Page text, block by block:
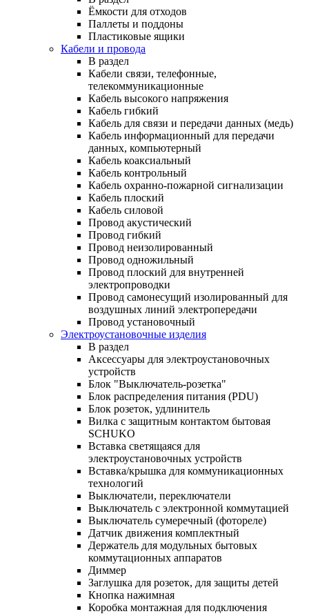
Ёмкости для отходов
Паллеты и поддоны
Пластиковые ящики
Кабели и провода
В раздел
Кабели связи, телефонные,
телекоммуникационные
Кабель высокого напряжения
Кабель гибкий
Кабель для связи и передачи данных (медь)
Кабель информационный для передачи
данных, компьютерный
Кабель коаксиальный
Кабель контрольный
Кабель охранно-пожарной сигнализации
Кабель плоский
Кабель силовой
Провод акустический
Провод гибкий
Провод неизолированный
Провод одножильный
Провод плоский для внутренней
электропроводки
Провод самонесущий изолированный для
воздушных линий электропередачи
Провод установочный
Электроустановочные изделия
В раздел
Аксессуары для электроустановочных
устройств
Блок "Выключатель-розетка"
Блок распределения питания (PDU)
Блок розеток, удлинитель
Вилка с защитным контактом бытовая
SCHUKO
Вставка светящаяся для
электроустановочных устройств
Вставка/крышка для коммуникационных
технологий
Выключатели, переключатели
Выключатель с электронной коммутацией
Выключатель сумеречный (фотореле)
Датчик движения комплектный
Держатель для модульных бытовых
коммутационных аппаратов
Диммер
Заглушка для розеток, для защиты детей
Кнопка нажимная
Коробка монтажная для подключения